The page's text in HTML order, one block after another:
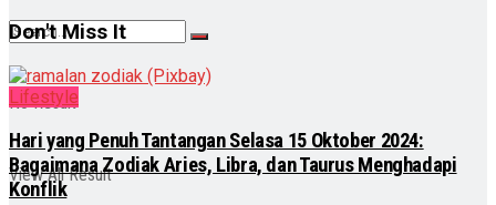
No Result
View All Result
Don't Miss It
Lifestyle
Hari yang Penuh Tantangan Selasa 15 Oktober 2024:
Bagaimana Zodiak Aries, Libra, dan Taurus Menghadapi
Konflik